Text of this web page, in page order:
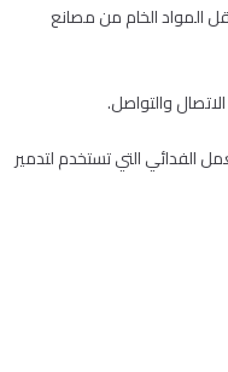
المواد الخام من مصانع
والتواصل.
الفدائي التي تستخدم لتدمير